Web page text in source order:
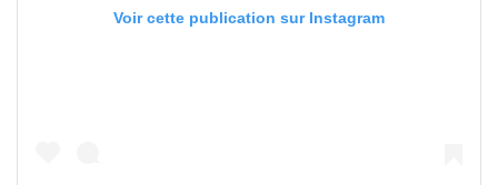
Voir cette publication sur Instagram